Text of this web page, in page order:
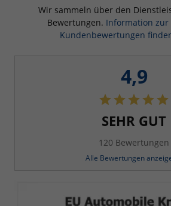
Wir sammeln über den
Bewertungen. Information zur
Kundenbewertungen
4,9
SEHR GUT
120 Bewertungen
Alle Bewertungen